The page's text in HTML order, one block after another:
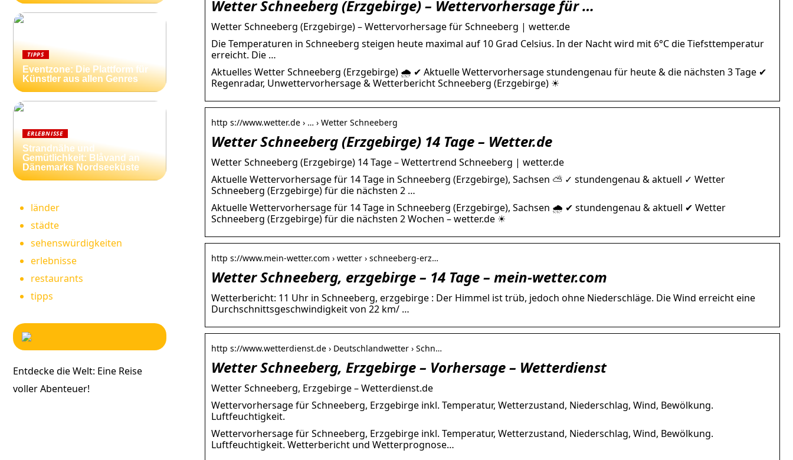
Wetter Schneeberg (Erzgebirge) – Wettervorhersage für …
Wetter Schneeberg (Erzgebirge) – Wettervorhersage für Schneeberg | wetter.de
Die Temperaturen in Schneeberg steigen heute maximal auf 10 Grad Celsius. In der Nacht wird mit 6°C die Tiefsttemperatur
erreicht. Die …
Aktuelles Wetter Schneeberg (Erzgebirge) 🌧️ ✔ Aktuelle Wettervorhersage stundengenau für heute & die nächsten 3 Tage ✔
Regenradar, Unwettervorhersage & Wetterbericht Schneeberg (Erzgebirge) ☀
http s://www.wetter.de › … › Wetter Schneeberg
Wetter Schneeberg (Erzgebirge) 14 Tage – Wetter.de
Wetter Schneeberg (Erzgebirge) 14 Tage – Wettertrend Schneeberg | wetter.de
Aktuelle Wettervorhersage für 14 Tage in Schneeberg (Erzgebirge), Sachsen ⛅ ✓ stundengenau & aktuell ✓ Wetter
Schneeberg (Erzgebirge) für die nächsten 2 …
Aktuelle Wettervorhersage für 14 Tage in Schneeberg (Erzgebirge), Sachsen 🌧️ ✔ stundengenau & aktuell ✔ Wetter
Schneeberg (Erzgebirge) für die nächsten 2 Wochen – wetter.de ☀
http s://www.mein-wetter.com › wetter › schneeberg-erz…
Wetter Schneeberg, erzgebirge – 14 Tage – mein-wetter.com
Wetterbericht: 11 Uhr in Schneeberg, erzgebirge : Der Himmel ist trüb, jedoch ohne Niederschläge. Die Wind erreicht eine
Durchschnittsgeschwindigkeit von 22 km/ …
http s://www.wetterdienst.de › Deutschlandwetter › Schn…
Wetter Schneeberg, Erzgebirge – Vorhersage – Wetterdienst
Wetter Schneeberg, Erzgebirge – Wetterdienst.de
Wettervorhersage für Schneeberg, Erzgebirge inkl. Temperatur, Wetterzustand, Niederschlag, Wind, Bewölkung.
Luftfeuchtigkeit.
Wettervorhersage für Schneeberg, Erzgebirge inkl. Temperatur, Wetterzustand, Niederschlag, Wind, Bewölkung.
Luftfeuchtigkeit. Wetterbericht und Wetterprognose…
TIPPS
Eventzone: Die Plattform für
Künstler aus allen Genres
ERLEBNISSE
Strandnähe und
Gemütlichkeit: Blåvand an
Dänemarks Nordseeküste
länder
städte
sehenswürdigkeiten
erlebnisse
restaurants
tipps
Entdecke die Welt: Eine Reise
voller Abenteuer!